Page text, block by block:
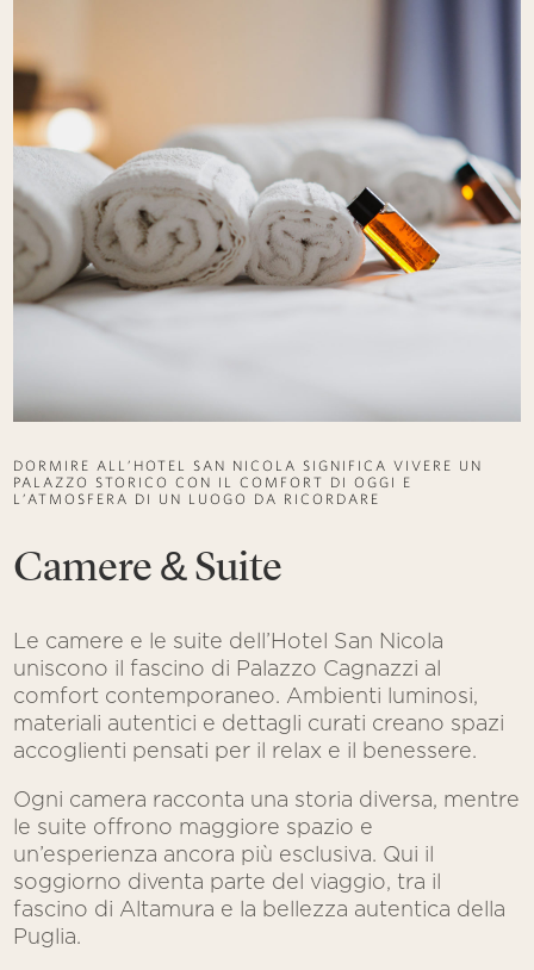
DORMIRE ALL’HOTEL SAN NICOLA SIGNIFICA VIVERE UN
PALAZZO STORICO CON IL COMFORT DI OGGI E
L’ATMOSFERA DI UN LUOGO DA RICORDARE
Camere & Suite
Le camere e le suite dell’Hotel San Nicola
uniscono il fascino di Palazzo Cagnazzi al
comfort contemporaneo. Ambienti luminosi,
materiali autentici e dettagli curati creano spazi
accoglienti pensati per il relax e il benessere.
Ogni camera racconta una storia diversa, mentre
le suite offrono maggiore spazio e
un’esperienza ancora più esclusiva. Qui il
soggiorno diventa parte del viaggio, tra il
fascino di Altamura e la bellezza autentica della
Puglia.